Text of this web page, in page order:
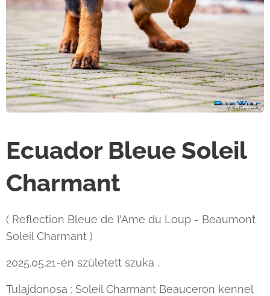
Ecuador Bleue Soleil
Charmant
( Reflection Bleue de I'Ame du Loup - Beaumont
Soleil Charmant )
2025.05.21-én született szuka .
Tulajdonosa : Soleil Charmant Beauceron kennel